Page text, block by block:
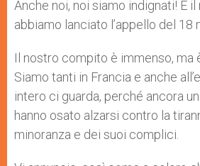
Anche noi, noi siamo indignati! È
abbiamo lanciato l’appello del 18
Il nostro compito è immenso, ma
Siamo tanti in Francia e anche
intero ci guarda, perché ancora
hanno osato alzarsi contro la
minoranza e dei suoi complici.